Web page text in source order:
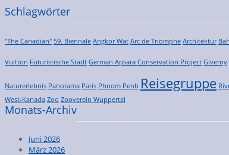
Schlagwörter
"The Canadian" 59. Biennale Angkor Wat Arc de Triomphe Architektur
Vuitton Futuristische Stadt German Apsara Conservation Project Giverny
Naturerlebnis Panorama Paris Phnom Penh Reisegruppe
West-Kanada Zoo Zooverein Wuppertal
Monats-Archiv
Juni 2026
März 2026